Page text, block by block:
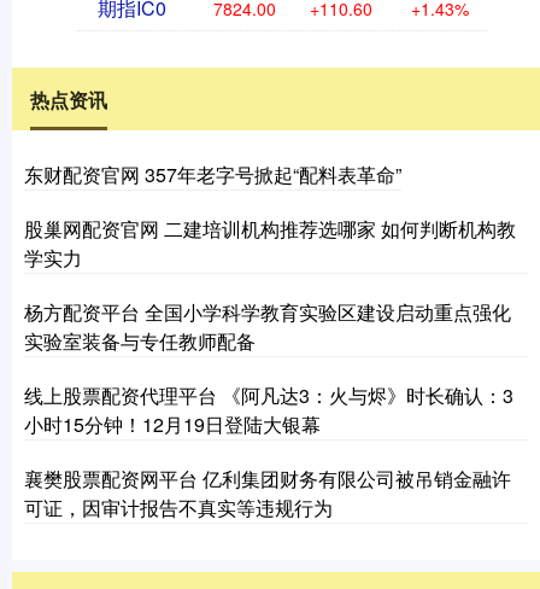
期指IC0 7824.00 +110.60 +1.43%
热点资讯
东财配资官网 357年老字号掀起“配料表革命”
股巢网配资官网 二建培训机构推荐选哪家 如何判断机构教
学实力
杨方配资平台 全国小学科学教育实验区建设启动重点强化
实验室装备与专任教师配备
线上股票配资代理平台 《阿凡达3：火与烬》时长确认：3
小时15分钟！12月19日登陆大银幕
襄樊股票配资网平台 亿利集团财务有限公司被吊销金融许
可证，因审计报告不真实等违规行为